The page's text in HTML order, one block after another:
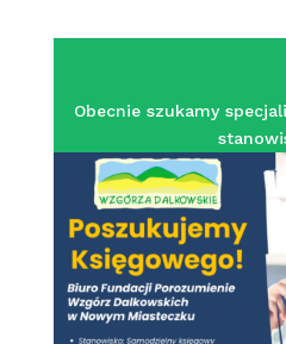
Obecnie szukamy